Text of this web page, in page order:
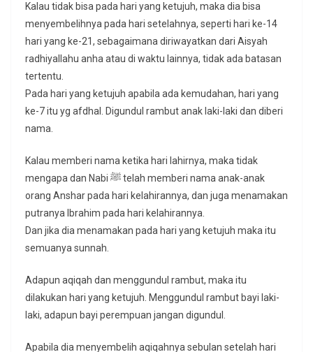
Kalau tidak bisa pada hari yang ketujuh, maka dia bisa
menyembelihnya pada hari setelahnya, seperti hari ke-14
hari yang ke-21, sebagaimana diriwayatkan dari Aisyah
radhiyallahu anha atau di waktu lainnya, tidak ada batasan
tertentu.
Pada hari yang ketujuh apabila ada kemudahan, hari yang
ke-7 itu yg afdhal. Digundul rambut anak laki-laki dan diberi
nama.
Kalau memberi nama ketika hari lahirnya, maka tidak
mengapa dan Nabi ﷺ telah memberi nama anak-anak
orang Anshar pada hari kelahirannya, dan juga menamakan
putranya Ibrahim pada hari kelahirannya.
Dan jika dia menamakan pada hari yang ketujuh maka itu
semuanya sunnah.
Adapun aqiqah dan menggundul rambut, maka itu
dilakukan hari yang ketujuh. Menggundul rambut bayi laki-
laki, adapun bayi perempuan jangan digundul.
Apabila dia menyembelih aqiqahnya sebulan setelah hari